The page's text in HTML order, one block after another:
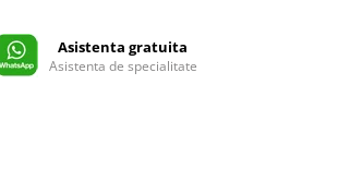
Asistenta gratuita
Asistenta de specialitate